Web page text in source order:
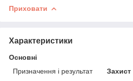
Приховати
Характеристики
Основні
Призначення і результат
Захист